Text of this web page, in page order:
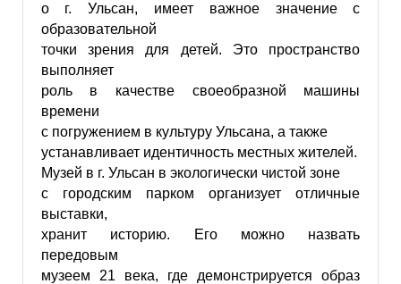
о г. Ульсан, имеет важное значение с
образовательной
точки зрения для детей. Это пространство
выполняет
роль в качестве своеобразной машины
времени
с погружением в культуру Ульсана, а также
устанавливает идентичность местных жителей.
Музей в г. Ульсан в экологически чистой зоне
с городским парком организует отличные
выставки,
хранит историю. Его можно назвать
передовым
музеем 21 века, где демонстрируется образ